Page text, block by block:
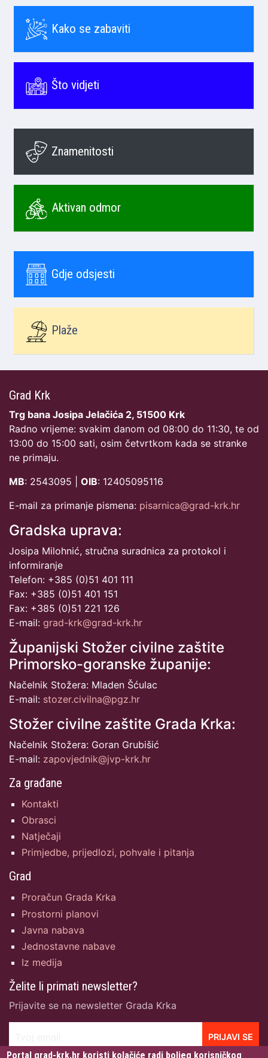
Kako se zabaviti
Što vidjeti
Znamenitosti
Aktivan odmor
Gdje odsjesti
Plaže
Grad Krk
Trg bana Josipa Jelačića 2, 51500 Krk
Radno vrijeme: svakim danom od 08:00 do 11:30, te od
13:00 do 15:00 sati, osim četvrtkom kada se stranke
ne primaju.
MB: 2543095 | OIB: 12405095116
E-mail za primanje pismena: pisarnica@grad-krk.hr
Gradska uprava:
Josipa Milohnić, stručna suradnica za protokol i
informiranje
Telefon: +385 (0)51 401 111
Fax: +385 (0)51 401 151
Fax: +385 (0)51 221 126
E-mail: grad-krk@grad-krk.hr
Županijski Stožer civilne zaštite
Primorsko-goranske županije:
Načelnik Stožera: Mladen Šćulac
E-mail: stozer.civilna@pgz.hr
Stožer civilne zaštite Grada Krka:
Načelnik Stožera: Goran Grubišić
E-mail: zapovjednik@jvp-krk.hr
Za građane
Kontakti
Obrasci
Natječaji
Primjedbe, prijedlozi, pohvale i pitanja
Grad
Proračun Grada Krka
Prostorni planovi
Javna nabava
Jednostavne nabave
Iz medija
Želite li primati newsletter?
Prijavite se na newsletter Grada Krka
PRIJAVI SE
Portal grad-krk.hr koristi kolačiće radi boljeg korisničkog